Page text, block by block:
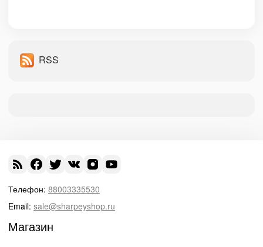
RSS
Телефон: 88003335530
Email: sale@sharpeyshop.ru
Магазин